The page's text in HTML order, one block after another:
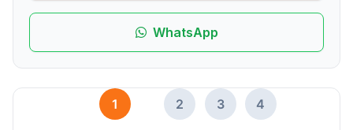
WhatsApp
1 2 3 4